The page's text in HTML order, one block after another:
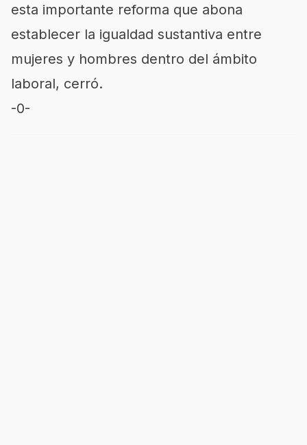
esta importante reforma que abona
establecer la igualdad sustantiva entre
mujeres y hombres dentro del ámbito
laboral, cerró.
-0-